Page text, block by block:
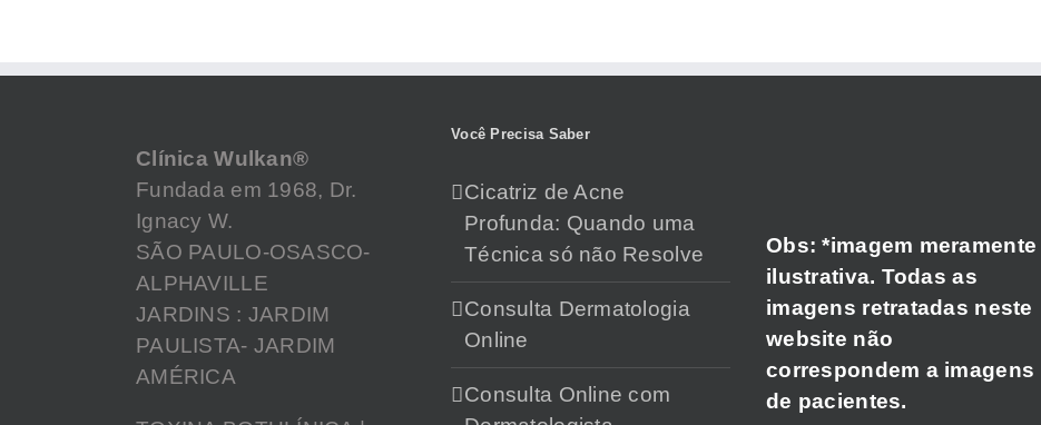
Clínica Wulkan®
Fundada em 1968, Dr.
Ignacy W.
SÃO PAULO-OSASCO-
ALPHAVILLE
JARDINS : JARDIM
PAULISTA- JARDIM
AMÉRICA
Você Precisa Saber
Cicatriz de Acne
Profunda: Quando uma
Técnica só não Resolve
Consulta Dermatologia
Online
Consulta Online com
Obs: *imagem meramente
ilustrativa. Todas as
imagens retratadas neste
website não
correspondem a imagens
de pacientes.